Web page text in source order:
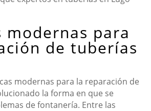
modernas para
de tuberías
modernas para la reparación de
la forma en que se
de fontanería. Entre las